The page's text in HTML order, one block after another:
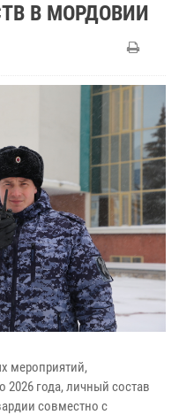
В МОРДОВИИ
мероприятий,
года, личный состав
совместно с